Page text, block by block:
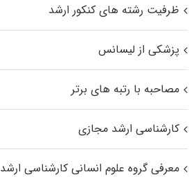
ظرفیت رشته های کنکور ارشد
پزشکی از لیسانس
مصاحبه با رتبه های برتر
کارشناسی ارشد مجازی
معرفی گروه علوم انسانی کارشناسی ارشد